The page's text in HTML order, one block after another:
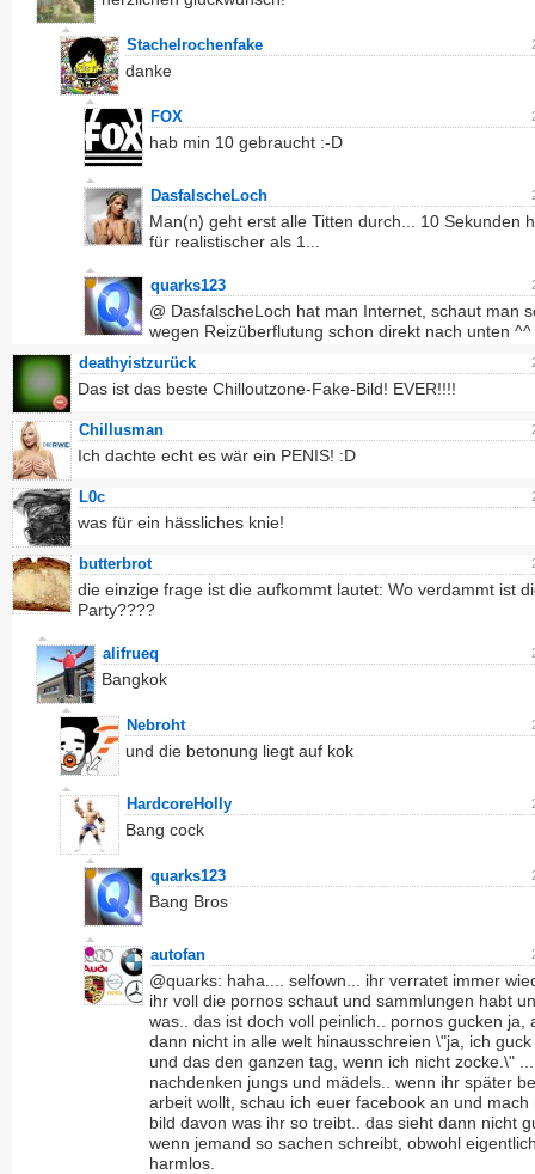
Stachelrochenfake
danke
FOX
hab min 10 gebraucht :-D
DasfalscheLoch
Man(n) geht erst alle Titten durch... 10 Sekunden
für realistischer als 1...
quarks123
@ DasfalscheLoch hat man Internet, schaut man
wegen Reizüberflutung schon direkt nach unten ^^
deathyistzurück
Das ist das beste Chilloutzone-Fake-Bild! EVER!!!!
Chillusman
Ich dachte echt es wär ein PENIS! :D
L0c
was für ein hässliches knie!
butterbrot
die einzige frage ist die aufkommt lautet: Wo verdammt ist
Party????
alifrueq
Bangkok
Nebroht
und die betonung liegt auf kok
HardcoreHolly
Bang cock
quarks123
Bang Bros
autofan
@quarks: haha.... selfown... ihr verratet immer
ihr voll die pornos schaut und sammlungen habt
was.. das ist doch voll peinlich.. pornos gucken ja,
dann nicht in alle welt hinausschreien \"ja, ich
und das den ganzen tag, wenn ich nicht zocke.\" ...
nachdenken jungs und mädels.. wenn ihr später
arbeit wollt, schau ich euer facebook an und mach
bild davon was ihr so treibt.. das sieht dann nicht
wenn jemand so sachen schreibt, obwohl
harmlos.